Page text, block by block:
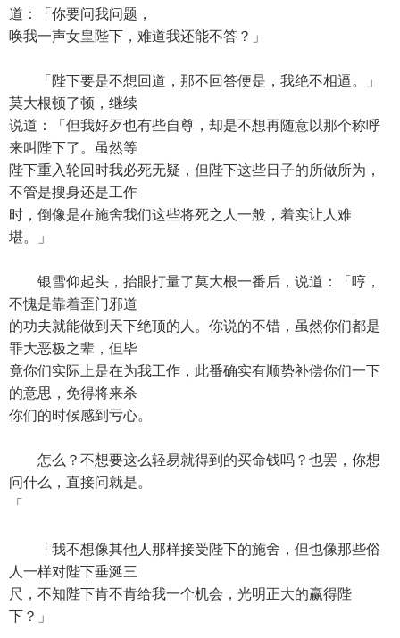
道：「你要问我问题，
唤我一声女皇陛下，难道我还能不答？」
「陛下要是不想回道，那不回答便是，我绝不相逼。」
莫大根顿了顿，继续
说道：「但我好歹也有些自尊，却是不想再随意以那个称呼
来叫陛下了。虽然等
陛下重入轮回时我必死无疑，但陛下这些日子的所做所为，
不管是搜身还是工作
时，倒像是在施舍我们这些将死之人一般，着实让人难
堪。」
银雪仰起头，抬眼打量了莫大根一番后，说道：「哼，
不愧是靠着歪门邪道
的功夫就能做到天下绝顶的人。你说的不错，虽然你们都是
罪大恶极之辈，但毕
竟你们实际上是在为我工作，此番确实有顺势补偿你们一下
的意思，免得将来杀
你们的时候感到亏心。
怎么？不想要这么轻易就得到的买命钱吗？也罢，你想
问什么，直接问就是。
「
「我不想像其他人那样接受陛下的施舍，但也像那些俗
人一样对陛下垂涎三
尺，不知陛下肯不肯给我一个机会，光明正大的赢得陛
下？」